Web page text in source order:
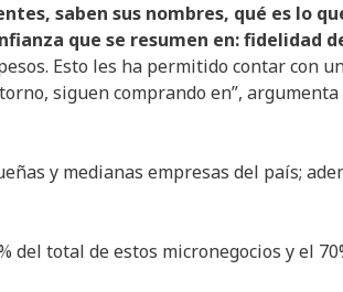
saben sus nombres, qué es lo
que se resumen en: fidelidad
Esto les ha permitido contar con
siguen comprando en”, argumenta
y medianas empresas del país;
del total de estos micronegocios y el